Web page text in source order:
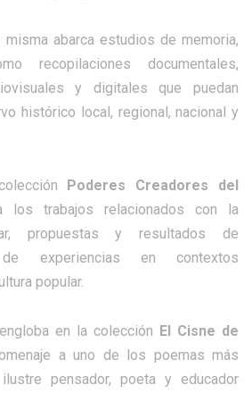
abarca estudios de memoria,
recopilaciones documentales,
y digitales que puedan
histórico local, regional, nacional y
Poderes Creadores del
los trabajos relacionados con la
propuestas y resultados de
de experiencias en contextos
popular.
en la colección El Cisne de
a uno de los poemas más
pensador, poeta y educador